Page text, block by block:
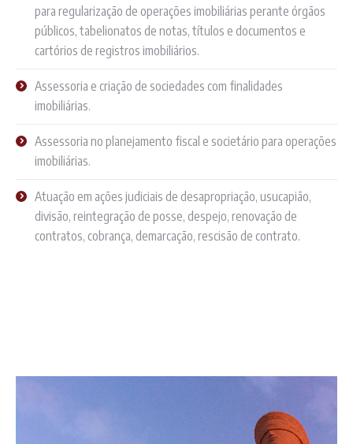
para regularização de operações imobiliárias perante órgãos
públicos, tabelionatos de notas, títulos e documentos e
cartórios de registros imobiliários.
Assessoria e criação de sociedades com finalidades
imobiliárias.
Assessoria no planejamento fiscal e societário para operações
imobiliárias.
Atuação em ações judiciais de desapropriação, usucapião,
divisão, reintegração de posse, despejo, renovação de
contratos, cobrança, demarcação, rescisão de contrato.